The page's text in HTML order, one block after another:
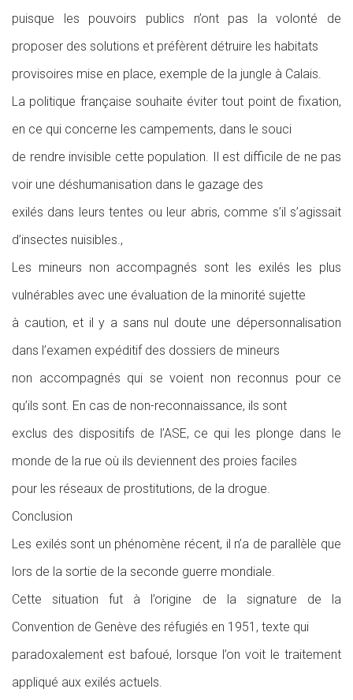
puisque les pouvoirs publics n’ont pas la volonté de
proposer des solutions et préfèrent détruire les habitats
provisoires mise en place, exemple de la jungle à Calais.
La politique française souhaite éviter tout point de fixation,
en ce qui concerne les campements, dans le souci
de rendre invisible cette population. Il est difficile de ne pas
voir une déshumanisation dans le gazage des
exilés dans leurs tentes ou leur abris, comme s’il s’agissait
d’insectes nuisibles.,
Les mineurs non accompagnés sont les exilés les plus
vulnérables avec une évaluation de la minorité sujette
à caution, et il y a sans nul doute une dépersonnalisation
dans l’examen expéditif des dossiers de mineurs
non accompagnés qui se voient non reconnus pour ce
qu’ils sont. En cas de non-reconnaissance, ils sont
exclus des dispositifs de l’ASE, ce qui les plonge dans le
monde de la rue où ils deviennent des proies faciles
pour les réseaux de prostitutions, de la drogue.
Conclusion
Les exilés sont un phénomène récent, il n’a de parallèle que
lors de la sortie de la seconde guerre mondiale.
Cette situation fut à l’origine de la signature de la
Convention de Genève des réfugiés en 1951, texte qui
paradoxalement est bafoué, lorsque l’on voit le traitement
appliqué aux exilés actuels.